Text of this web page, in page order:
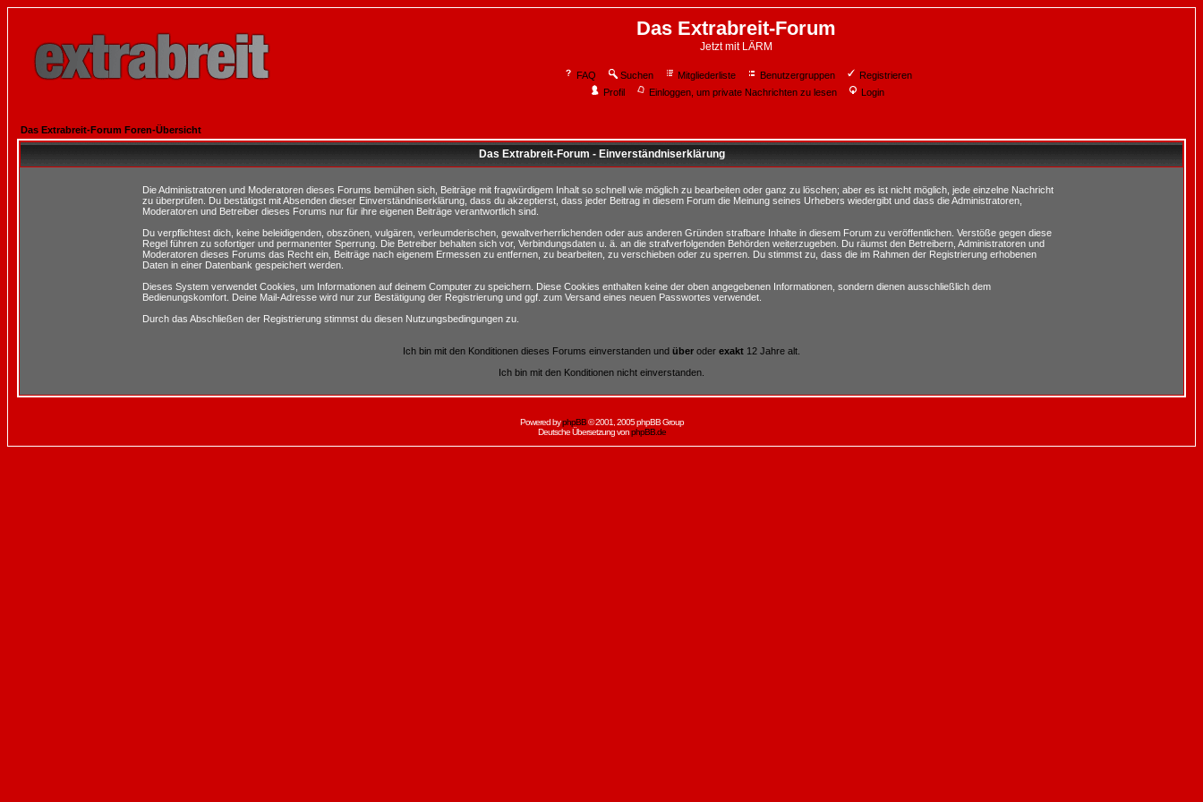
Das Extrabreit-Forum
Jetzt mit LÄRM
FAQ Suchen Mitgliederliste Benutzergruppen
Registrieren
Profil
Einloggen, um private Nachrichten zu lesen Login
Das Extrabreit-Forum Foren-Übersicht
Das Extrabreit-Forum - Einverständniserklärung
Die Administratoren und Moderatoren dieses Forums bemühen sich, Beiträge mit fragwürdigem Inhalt so schnell wie möglich zu bearbeiten oder ganz zu löschen; aber es ist nicht möglich, jede einzelne Nachricht
zu überprüfen. Du bestätigst mit Absenden dieser Einverständniserklärung, dass du akzeptierst, dass jeder Beitrag in diesem Forum die Meinung seines Urhebers wiedergibt und dass die Administratoren,
Moderatoren und Betreiber dieses Forums nur für ihre eigenen Beiträge verantwortlich sind.
Du verpflichtest dich, keine beleidigenden, obszönen, vulgären, verleumderischen, gewaltverherrlichenden oder aus anderen Gründen strafbare Inhalte in diesem Forum zu veröffentlichen. Verstöße gegen diese
Regel führen zu sofortiger und permanenter Sperrung. Die Betreiber behalten sich vor, Verbindungsdaten u. ä. an die strafverfolgenden Behörden weiterzugeben. Du räumst den Betreibern, Administratoren und
Moderatoren dieses Forums das Recht ein, Beiträge nach eigenem Ermessen zu entfernen, zu bearbeiten, zu verschieben oder zu sperren. Du stimmst zu, dass die im Rahmen der Registrierung erhobenen
Daten in einer Datenbank gespeichert werden.
Dieses System verwendet Cookies, um Informationen auf deinem Computer zu speichern. Diese Cookies enthalten keine der oben angegebenen Informationen, sondern dienen ausschließlich dem
Bedienungskomfort. Deine Mail-Adresse wird nur zur Bestätigung der Registrierung und ggf. zum Versand eines neuen Passwortes verwendet.
Durch das Abschließen der Registrierung stimmst du diesen Nutzungsbedingungen zu.
Ich bin mit den Konditionen dieses Forums einverstanden und über oder exakt 12 Jahre alt.
Ich bin mit den Konditionen nicht einverstanden.
Powered byphpBB© 2001, 2005 phpBB Group
Deutsche Übersetzung vonphpBB.de